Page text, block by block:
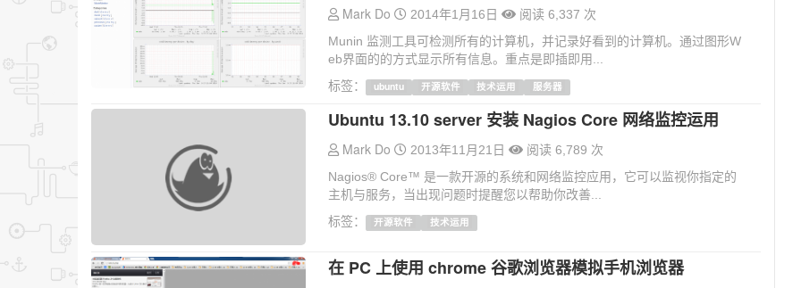
Mark Do 2014年1月16日
阅读 6,337 次
Munin 监测工具可检测所有的计算机，并记录好看到的计算机。通过图形W
eb界面的的方式显示所有信息。重点是即插即用...
标签：
ubuntu 开源软件 技术运用 服务器
Ubuntu 13.10 server 安装 Nagios Core 网络监控运用
Mark Do 2013年11月21日
阅读 6,789 次
Nagios® Core™ 是一款开源的系统和网络监控应用，它可以监视你指定的
主机与服务，当出现问题时提醒您以帮助你改善...
标签：
开源软件 技术运用
在 PC 上使用 chrome 谷歌浏览器模拟手机浏览器